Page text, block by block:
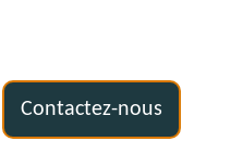
Contactez-nous